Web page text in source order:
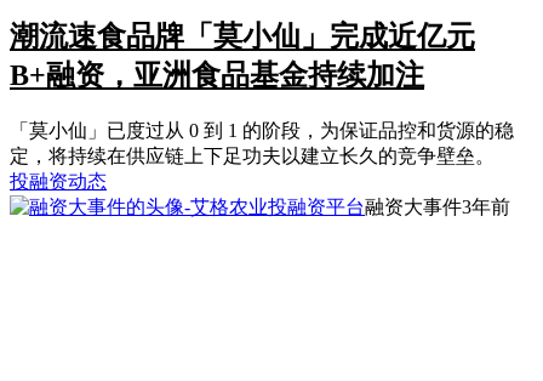
潮流速食品牌「莫小仙」完成近亿元
B+融资，亚洲食品基金持续加注
「莫小仙」已度过从 0 到 1 的阶段，为保证品控和货源的稳
定，将持续在供应链上下足功夫以建立长久的竞争壁垒。
投融资动态
融资大事件3年前